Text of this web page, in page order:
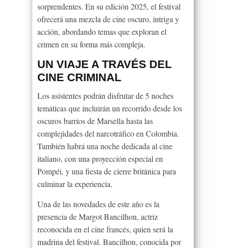
sorprendentes. En su edición 2025, el festival
ofrecerá una mezcla de cine oscuro, intriga y
acción, abordando temas que exploran el
crimen en su forma más compleja.
UN VIAJE A TRAVÉS DEL
CINE CRIMINAL
Los asistentes podrán disfrutar de 5 noches
temáticas que incluirán un recorrido desde los
oscuros barrios de Marsella hasta las
complejidades del narcotráfico en Colombia.
También habrá una noche dedicada al cine
italiano, con una proyección especial en
Pompéi, y una fiesta de cierre británica para
culminar la experiencia.
Una de las novedades de este año es la
presencia de Margot Bancilhon, actriz
reconocida en el cine francés, quien será la
madrina del festival. Bancilhon, conocida por